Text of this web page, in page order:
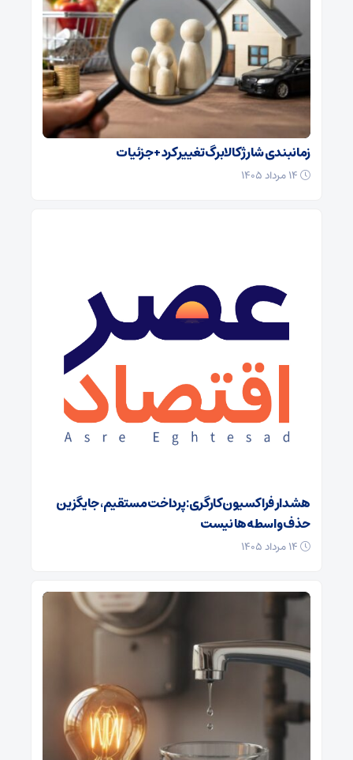
زمانبندی شارژ کالابرگ تغییر کرد + جزئیات
هشدار فراکسیون کارگری: پرداخت مستقیم، جایگزین
حذف واسطه‌ها نیست